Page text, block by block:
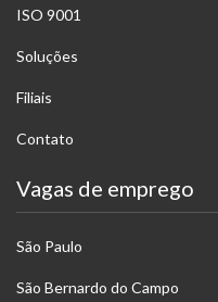
ISO 9001
Soluções
Filiais
Contato
Vagas de emprego
São Paulo
São Bernardo do Campo